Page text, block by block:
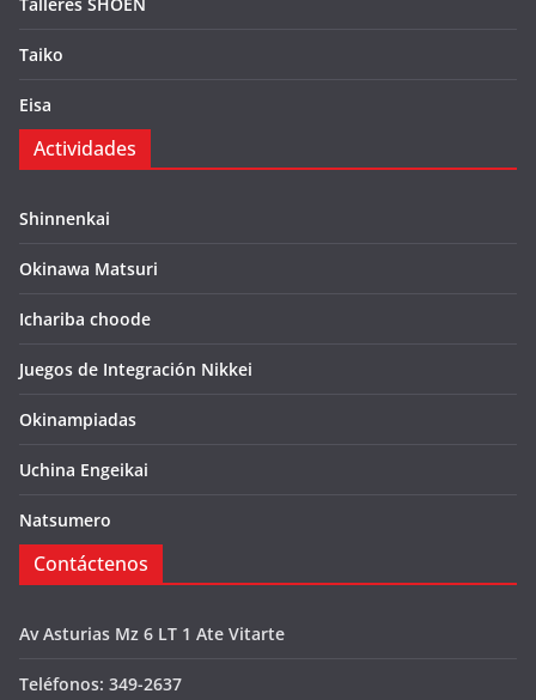
Taiko
Eisa
Actividades
Shinnenkai
Okinawa Matsuri
Ichariba choode
Juegos de Integración Nikkei
Okinampiadas
Uchina Engeikai
Natsumero
Contáctenos
Av Asturias Mz 6 LT 1 Ate Vitarte
Teléfonos: 349-2637